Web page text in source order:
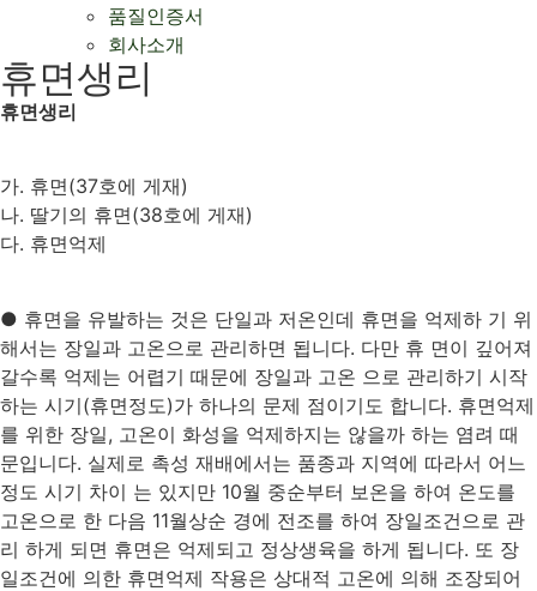
품질인증서
회사소개
휴면생리
휴면생리
가. 휴면(37호에 게재)
나. 딸기의 휴면(38호에 게재)
다. 휴면억제
● 휴면을 유발하는 것은 단일과 저온인데 휴면을 억제하 기 위
해서는 장일과 고온으로 관리하면 됩니다. 다만 휴 면이 깊어져
갈수록 억제는 어렵기 때문에 장일과 고온 으로 관리하기 시작
하는 시기(휴면정도)가 하나의 문제 점이기도 합니다. 휴면억제
를 위한 장일, 고온이 화성을 억제하지는 않을까 하는 염려 때
문입니다. 실제로 촉성 재배에서는 품종과 지역에 따라서 어느
정도 시기 차이 는 있지만 10월 중순부터 보온을 하여 온도를
고온으로 한 다음 11월상순 경에 전조를 하여 장일조건으로 관
리 하게 되면 휴면은 억제되고 정상생육을 하게 됩니다. 또 장
일조건에 의한 휴면억제 작용은 상대적 고온에 의해 조장되어